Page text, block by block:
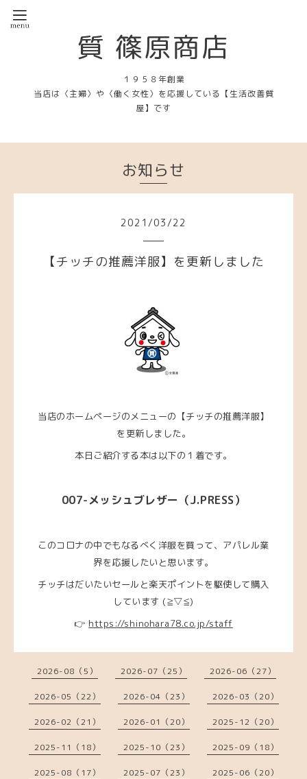
質 篠原商店
１９５８年創業
当店は〈主婦〉や〈働く女性〉を応援している【生活改善質
屋】です
お知らせ
2021 /03/22
【チッチの推薦洋服】を更新しました
当店のホームページのメニューの【チッチの推薦洋服】
を更新しました。
本日ご紹介する本は以下の１着です。
007-メッシュブレザー （J.PRESS）
このコロナの中でもなるべく洋服を買って、アパレル業
界を応援したいと思います。
チッチはだいたいセールと楽天ポイントを駆使して購入
しています (≧▽≦)
👉 https://shinohara78.co.jp/staff
2026-08（5） 2026-07（25） 2026-06（27）
2026-05（22） 2026-04（23） 2026-03（20）
2026-02（21） 2026-01（20） 2025-12（20）
2025-11（18） 2025-10（23） 2025-09（18）
2025-08（17） 2025-07（23） 2025-06（20）